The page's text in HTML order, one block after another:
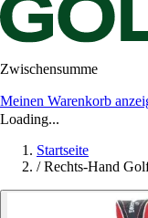
Zwischensumme
Meinen Warenkorb
Loading...
Startseite
/ Rechts-Hand